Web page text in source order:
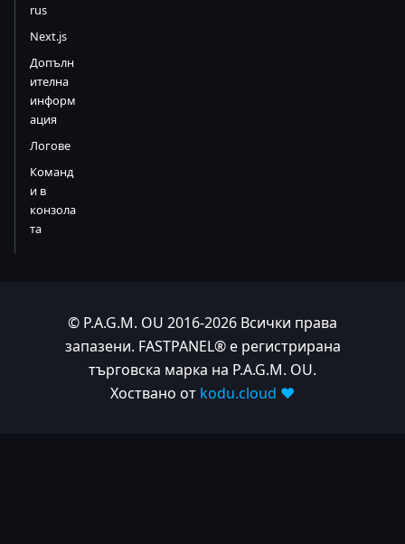
rus
Next.js
Допълн
ителна
информ
ация
Логове
Команд
и в
конзола
та
© P.A.G.M. OU 2016-2026 Всички права
запазени. FASTPANEL® е регистрирана
търговска марка на P.A.G.M. OU.
Хоствано от kodu.cloud ❤️